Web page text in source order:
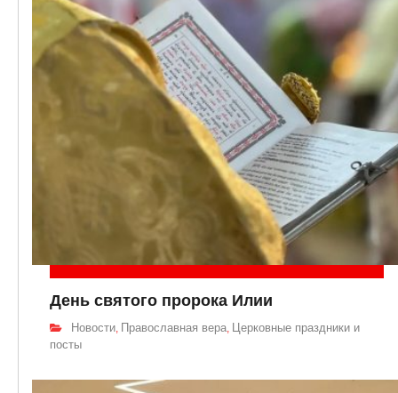
День святого пророка Илии
Новости, Православная вера, Церковные праздники и
посты